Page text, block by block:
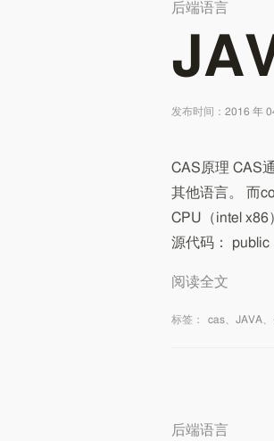
后端语言
发布时间： 2016 年
CAS原理 CAS
其他语言。 而
CPU（intel x86
源代码： public
阅读全文
标签： cas JAVA
后端语言